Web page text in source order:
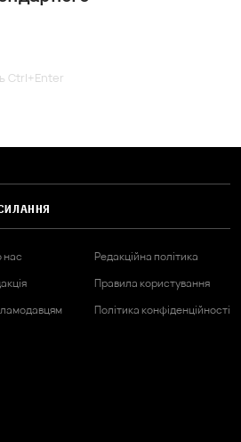
Ctrl+Enter
нас
Редакційна політика
Правила користування
Політика конфіденційності